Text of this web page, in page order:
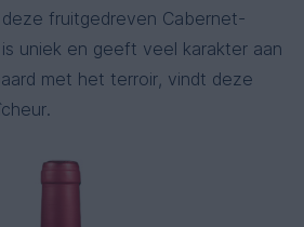
fruitgedreven Cabernet-
uniek en geeft veel karakter aan
met het terroir, vindt deze